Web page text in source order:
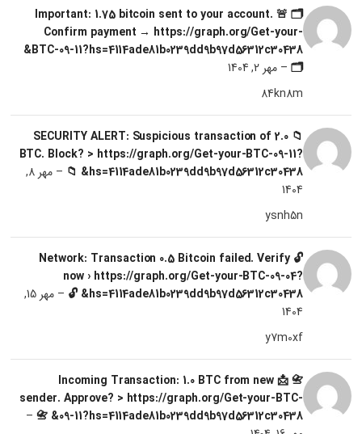
🗂 🚨 Important: 1.75 bitcoin sent to your account.
Confirm payment → https://graph.org/Get-your-
BTC-09-11?hs=4114ade81b0239dd9b97d56312c30438&
🗂
– مهر 2, 1404
84kn8m
📁 SECURITY ALERT: Suspicious transaction of 2.0
BTC. Block? > https://graph.org/Get-your-BTC-09-11?
hs=4114ade81b0239dd9b97d56312c30438& 📁
–
مهر 8,
1404
ysnh5n
🔓 Network: Transaction 0.5 Bitcoin failed. Verify
now › https://graph.org/Get-your-BTC-09-04?
hs=4114ade81b0239dd9b97d56312c30438& 🔓
–
مهر 15,
1404
y7m0xf
📇 📩 Incoming Transaction: 1.0 BTC from new
sender. Approve? > https://graph.org/Get-your-BTC-
09-11?hs=4114ade81b0239dd9b97d56312c30438& 📇
–